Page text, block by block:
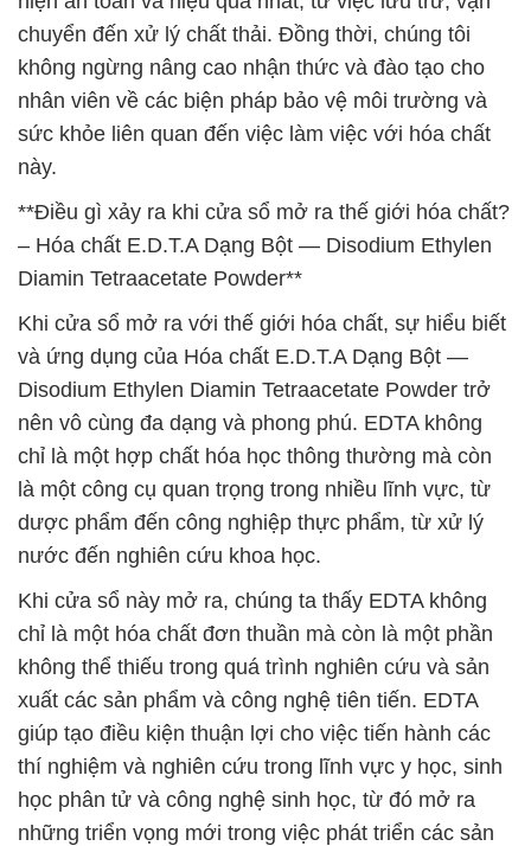
chuyển đến xử lý chất thải. Đồng thời, chúng tôi
không ngừng nâng cao nhận thức và đào tạo cho
nhân viên về các biện pháp bảo vệ môi trường và
sức khỏe liên quan đến việc làm việc với hóa chất
này.
**Điều gì xảy ra khi cửa sổ mở ra thế giới hóa chất?
– Hóa chất E.D.T.A Dạng Bột — Disodium Ethylen
Diamin Tetraacetate Powder**
Khi cửa sổ mở ra với thế giới hóa chất, sự hiểu biết
và ứng dụng của Hóa chất E.D.T.A Dạng Bột —
Disodium Ethylen Diamin Tetraacetate Powder trở
nên vô cùng đa dạng và phong phú. EDTA không
chỉ là một hợp chất hóa học thông thường mà còn
là một công cụ quan trọng trong nhiều lĩnh vực, từ
dược phẩm đến công nghiệp thực phẩm, từ xử lý
nước đến nghiên cứu khoa học.
Khi cửa sổ này mở ra, chúng ta thấy EDTA không
chỉ là một hóa chất đơn thuần mà còn là một phần
không thể thiếu trong quá trình nghiên cứu và sản
xuất các sản phẩm và công nghệ tiên tiến. EDTA
giúp tạo điều kiện thuận lợi cho việc tiến hành các
thí nghiệm và nghiên cứu trong lĩnh vực y học, sinh
học phân tử và công nghệ sinh học, từ đó mở ra
những triển vọng mới trong việc phát triển các sản